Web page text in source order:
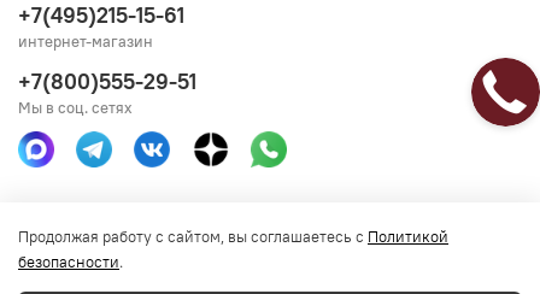
Получить консультацию
+7(495)215-15-61
интернет-магазин
+7(800)555-29-51
Мы в соц. сетях
Продолжая работу с сайтом, вы соглашаетесь с Политикой
безопасности.